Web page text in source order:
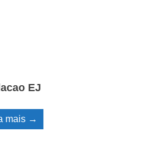
EJ
mais →